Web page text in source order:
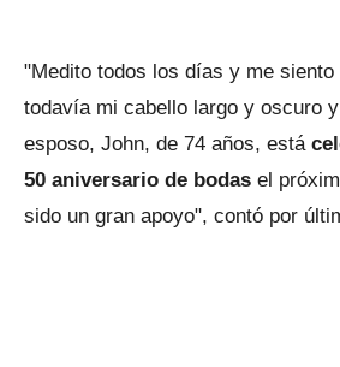
"Medito todos los días y me siento
todavía mi cabello largo y oscuro
esposo, John, de 74 años, está
50 aniversario de bodas el
sido un gran apoyo", contó por